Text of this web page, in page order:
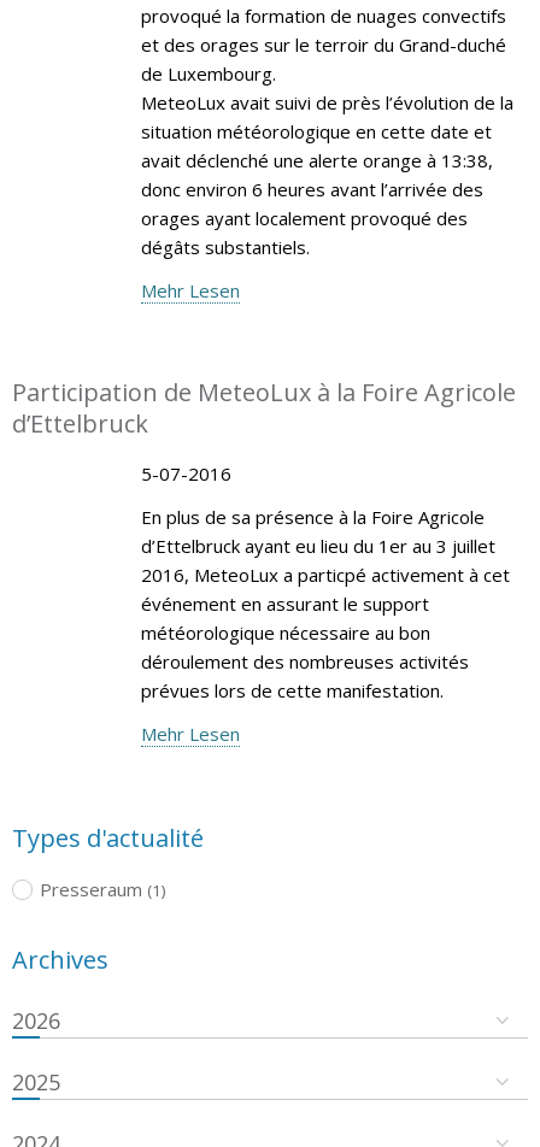
provoqué la formation de nuages convectifs
et des orages sur le terroir du Grand-duché
de Luxembourg.
MeteoLux avait suivi de près l’évolution de la
situation météorologique en cette date et
avait déclenché une alerte orange à 13:38,
donc environ 6 heures avant l’arrivée des
orages ayant localement provoqué des
dégâts substantiels.
Mehr Lesen
Participation de MeteoLux à la Foire Agricole
d’Ettelbruck
5-07-2016
En plus de sa présence à la Foire Agricole
d’Ettelbruck ayant eu lieu du 1er au 3 juillet
2016, MeteoLux a particpé activement à cet
événement en assurant le support
météorologique nécessaire au bon
déroulement des nombreuses activités
prévues lors de cette manifestation.
Mehr Lesen
Types d'actualité
Presseraum (1)
Archives
2026
2025